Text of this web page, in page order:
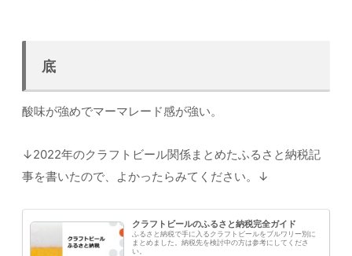
底
酸味が強めでマーマレード感が強い。
↓2022年のクラフトビール関係まとめたふるさと納税記
事を書いたので、よかったらみてください。↓
クラフトビールのふるさと納税完全ガイド
ふるさと納税で手に入るクラフトビールをブルワリー別に
まとめました。納税先を検討中の方は参考にしてくださ
い。